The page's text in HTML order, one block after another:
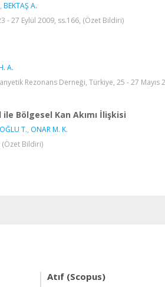
, BEKTAŞ A.
- 27 Eylül 2009, ss.166, (Özet Bildiri)
A.
Rezonans Derneği, Türkiye, 25 - 27
Bölgesel Kan Akımı İlişkisi
T., ONAR M. K.
(Özet Bildiri)
Atıf (Scopus)